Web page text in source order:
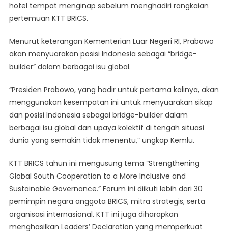
hotel tempat menginap sebelum menghadiri rangkaian
pertemuan KTT BRICS.
Menurut keterangan Kementerian Luar Negeri RI, Prabowo
akan menyuarakan posisi Indonesia sebagai “bridge-
builder” dalam berbagai isu global.
“Presiden Prabowo, yang hadir untuk pertama kalinya, akan
menggunakan kesempatan ini untuk menyuarakan sikap
dan posisi Indonesia sebagai bridge-builder dalam
berbagai isu global dan upaya kolektif di tengah situasi
dunia yang semakin tidak menentu,” ungkap Kemlu.
KTT BRICS tahun ini mengusung tema “Strengthening
Global South Cooperation to a More Inclusive and
Sustainable Governance.” Forum ini diikuti lebih dari 30
pemimpin negara anggota BRICS, mitra strategis, serta
organisasi internasional. KTT ini juga diharapkan
menghasilkan Leaders’ Declaration yang memperkuat